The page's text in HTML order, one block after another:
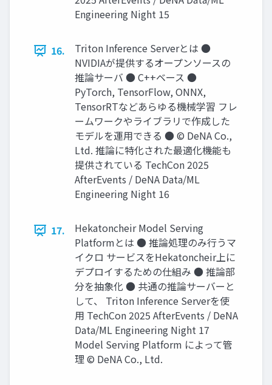
Engineering Night 15
16.
Triton Inference Serverとは ●
NVIDIAが提供するオープンソースの
推論サーバ ● C++ベース ●
PyTorch, TensorFlow, ONNX,
TensorRTなどあらゆる機械学習 フレ
ームワークやライブラリで作成した
モデルを運用できる ● © DeNA Co.,
Ltd. 推論に特化された最適化機能も
提供されている TechCon 2025
AfterEvents / DeNA Data/ML
Engineering Night 16
17.
Hekatoncheir Model Serving
Platformとは ● 推論処理のみ行うマ
イクロ サービスをHekatoncheir上に
デプロイするための仕組み ● 推論部
分を抽象化 ● 共通の推論サーバーと
して、 Triton Inference Serverを使
用 TechCon 2025 AfterEvents / DeNA
Data/ML Engineering Night 17
Model Serving Platform によって管
理 © DeNA Co., Ltd.